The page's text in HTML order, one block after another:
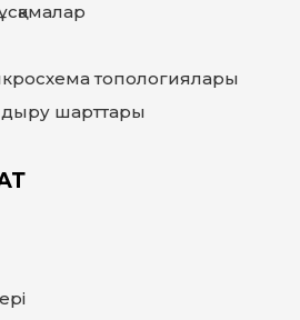
топологиялары
шарттары